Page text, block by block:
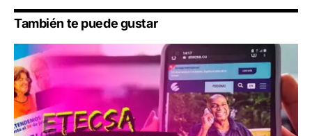
También te puede gustar